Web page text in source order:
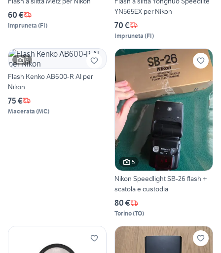
60 €
Impruneta (FI)
YN565EX per Nikon
70 €
Impruneta (FI)
6
Flash Kenko AB600-R AI per
Nikon
75 €
Macerata (MC)
5
Nikon Speedlight SB-26 flash +
scatola e custodia
80 €
Torino(TO)